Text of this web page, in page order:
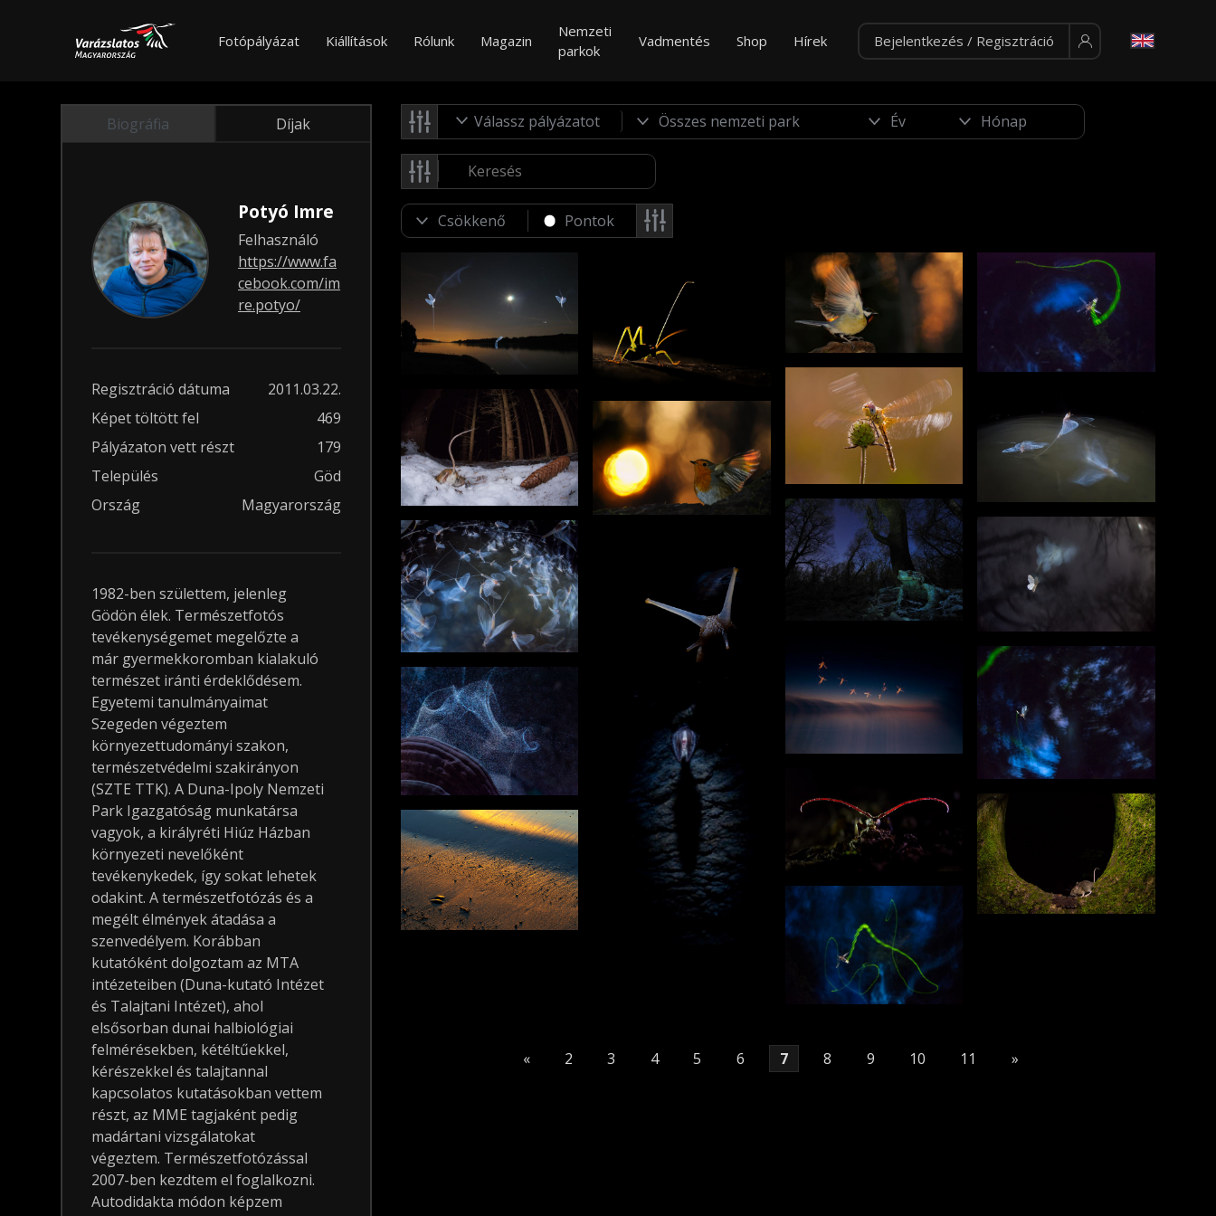
Fotópályázat Kiállítások Rólunk Magazin
Nemzeti
parkok
Vadmentés Shop Hírek Bejelentkezés / Regisztráció
Biográfia Díjak
Potyó Imre
Felhasználó
https://www.fa
cebook.com/im
re.potyo/
Regisztráció dátuma
2011.03.22.
Képet töltött fel
469
Pályázaton vett részt
179
Település
Göd
Ország
Magyarország
1982-ben születtem, jelenleg
Gödön élek. Természetfotós
tevékenységemet megelőzte a
már gyermekkoromban kialakuló
természet iránti érdeklődésem.
Egyetemi tanulmányaimat
Szegeden végeztem
környezettudományi szakon,
természetvédelmi szakirányon
(SZTE TTK). A Duna-Ipoly Nemzeti
Park Igazgatóság munkatársa
vagyok, a királyréti Hiúz Házban
környezeti nevelőként
tevékenykedek, így sokat lehetek
odakint. A természetfotózás és a
megélt élmények átadása a
szenvedélyem. Korábban
kutatóként dolgoztam az MTA
intézeteiben (Duna-kutató Intézet
és Talajtani Intézet), ahol
elsősorban dunai halbiológiai
felmérésekben, kétéltűekkel,
kérészekkel és talajtannal
kapcsolatos kutatásokban vettem
részt, az MME tagjaként pedig
madártani vizsgálatokat
végeztem. Természetfotózással
2007-ben kezdtem el foglalkozni.
Autodidakta módon képzem
Válassz pályázatot
Pontok
« 2 3 4 5 6 7 8 9 10 11 »